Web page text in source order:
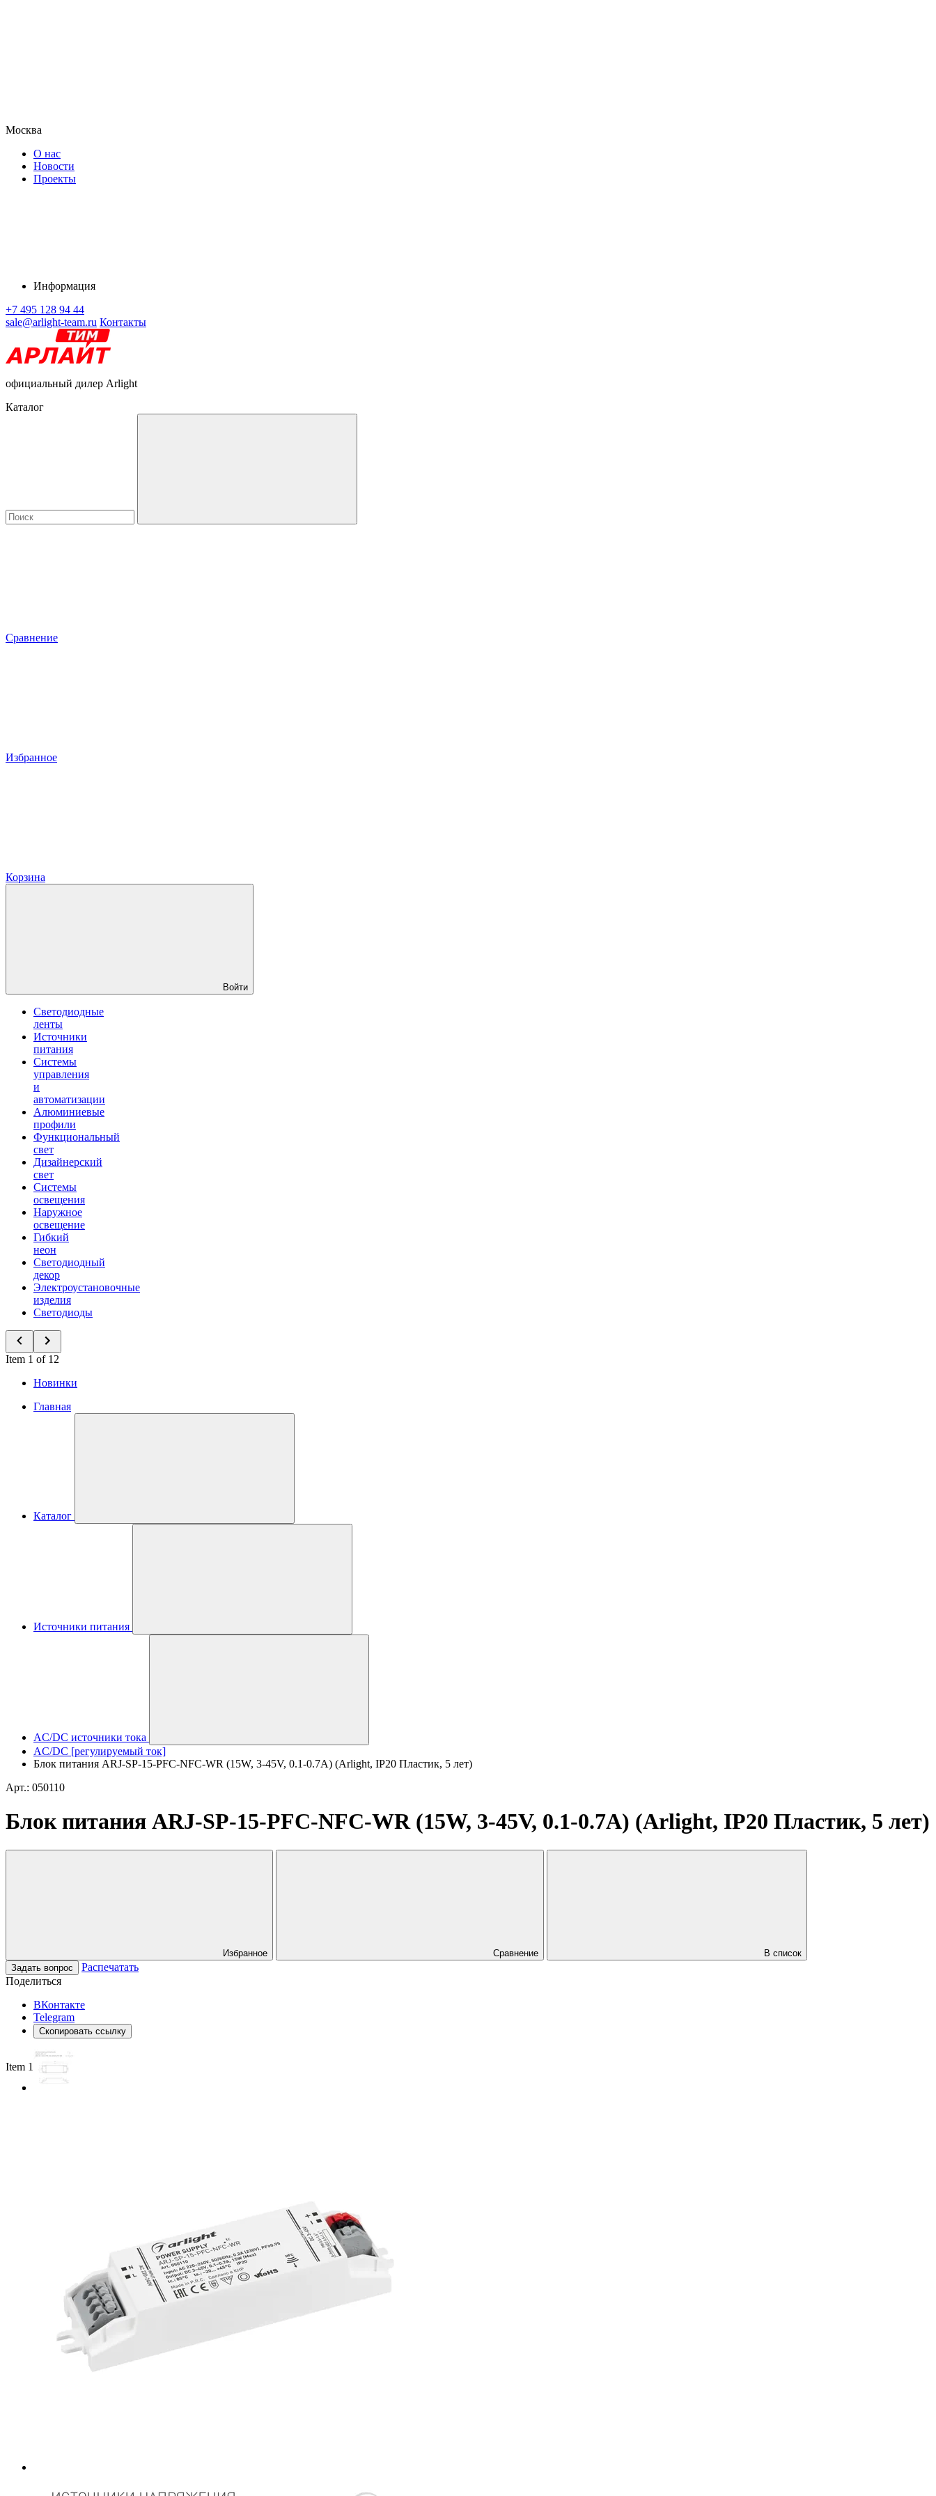
Москва
О нас
Новости
Проекты
Информация
+7 495 128 94 44
sale@arlight-team.ru Контакты
официальный дилер Arlight
Каталог
Сравнение
Избранное
Корзина
Войти
Светодиодные
ленты
Источники
питания
Системы
управления
и
автоматизации
Алюминиевые
профили
Функциональный
свет
Дизайнерский
свет
Системы
освещения
Наружное
освещение
Гибкий
неон
Светодиодный
декор
Электроустановочные
изделия
Светодиоды
Item 1 of 12
Новинки
Главная
Каталог
Источники питания
AC/DC источники тока
AC/DC [регулируемый ток]
Блок питания ARJ-SP-15-PFC-NFC-WR (15W, 3-45V, 0.1-0.7A) (Arlight, IP20 Пластик, 5 лет)
Арт.: 050110
Блок питания ARJ-SP-15-PFC-NFC-WR (15W, 3-45V, 0.1-0.7A) (Arlight, IP20 Пластик, 5 лет)
Избранное Сравнение
В список
Задать вопрос
Распечатать
Поделиться
ВКонтакте
Telegram
Скопировать ссылку
Item 1 of 2